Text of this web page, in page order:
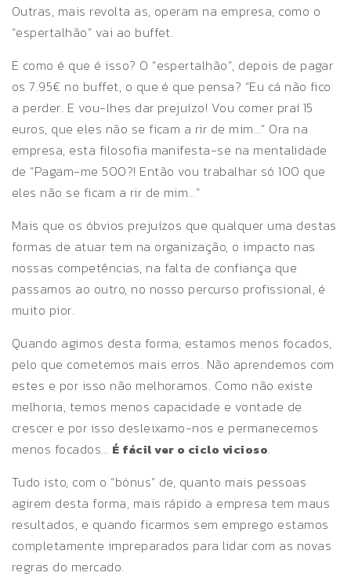
Outras, mais revolta as, operam na empresa, como o
“espertalhão” vai ao buffet.
E como é que é isso? O “espertalhão”, depois de pagar
os 7.95€ no buffet, o que é que pensa? “Eu cá não fico
a perder. E vou-lhes dar prejuízo! Vou comer praí 15
euros, que eles não se ficam a rir de mim…” Ora na
empresa, esta filosofia manifesta-se na mentalidade
de “Pagam-me 500?! Então vou trabalhar só 100 que
eles não se ficam a rir de mim…”
Mais que os óbvios prejuízos que qualquer uma destas
formas de atuar tem na organização, o impacto nas
nossas competências, na falta de confiança que
passamos ao outro, no nosso percurso profissional, é
muito pior.
Quando agimos desta forma, estamos menos focados,
pelo que cometemos mais erros. Não aprendemos com
estes e por isso não melhoramos. Como não existe
melhoria, temos menos capacidade e vontade de
crescer e por isso desleixamo-nos e permanecemos
menos focados… É fácil ver o ciclo vicioso.
Tudo isto, com o “bónus” de, quanto mais pessoas
agirem desta forma, mais rápido a empresa tem maus
resultados, e quando ficarmos sem emprego estamos
completamente impreparados para lidar com as novas
regras do mercado.